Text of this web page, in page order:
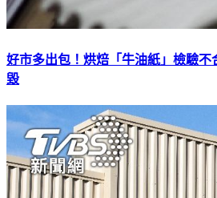
好市多出包！烘焙「牛油紙」檢驗
毀